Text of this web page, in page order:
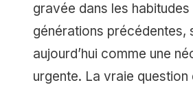
gravée dans les
générations précédentes,
aujourd’hui comme une
urgente. La vraie